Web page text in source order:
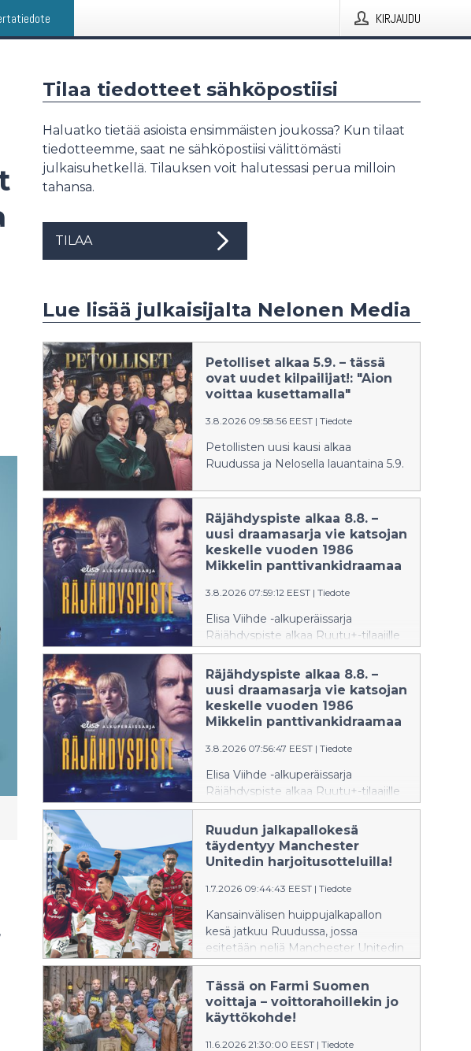
KIRJAUDU
,
Tilaa tiedotteet sähköpostiisi
Haluatko tietää asioista ensimmäisten joukossa? Kun tilaat
tiedotteemme, saat ne sähköpostiisi välittömästi
julkaisuhetkellä. Tilauksen voit halutessasi perua milloin
tahansa.
TILAA
Lue lisää julkaisijalta Nelonen Media
Petolliset alkaa 5.9. – tässä
ovat uudet kilpailijat!: "Aion
voittaa kusettamalla"
3.8.2026 09:58:56 EEST | Tiedote
Petollisten uusi kausi alkaa
Ruudussa ja Nelosella lauantaina 5.9.
Räjähdyspiste alkaa 8.8. –
uusi draamasarja vie katsojan
keskelle vuoden 1986
Mikkelin panttivankidraamaa
3.8.2026 07:59:12 EEST | Tiedote
Elisa Viihde -alkuperäissarja
Räjähdyspiste alkaa Ruutu+-tilaajille
lauantaina 8.8.2026, kun Mikkelin
panttivankidraamasta tulee
kuluneeksi tasan 40 vuotta.
Kuusiosainen sarja tarkastelee
tapahtumia kaappaajan,
näkökulmista.
Räjähdyspiste alkaa 8.8. –
uusi draamasarja vie katsojan
keskelle vuoden 1986
Mikkelin panttivankidraamaa
3.8.2026 07:56:47 EEST | Tiedote
Elisa Viihde -alkuperäissarja
Räjähdyspiste alkaa Ruutu+-tilaajille
lauantaina 8.8.2026, kun Mikkelin
panttivankidraamasta tulee
kuluneeksi tasan 40 vuotta.
Kuusiosainen sarja tarkastelee
panttivankien ja poliisin
näkökulmista.
Ruudun jalkapallokesä
täydentyy Manchester
Unitedin harjoitusotteluilla!
1.7.2026 09:44:43 EEST | Tiedote
Kansainvälisen huippujalkapallon
kesä jatkuu Ruudussa, jossa
esitetään neljä Manchester Unitedin
harjoitusottelua heinä–elokuussa.
Ottelut näkee Ruutu+ Urheilu -
tilauksella.
Tässä on Farmi Suomen
voittaja – voittorahoillekin jo
käyttökohde!
11.6.2026 21:30:00 EEST | Tiedote